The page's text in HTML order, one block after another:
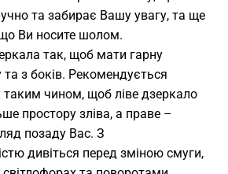
та забирає Вашу увагу, та ще
Ви носите шолом.
так, щоб мати гарну
з боків. Рекомендується
таким чином, щоб ліве дзеркало
простору зліва, а праве –
позаду Вас. З
дивіться перед зміною смуги,